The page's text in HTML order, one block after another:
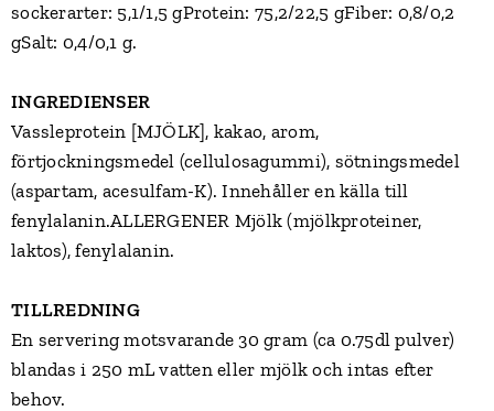
sockerarter: 5,1/1,5 gProtein: 75,2/22,5 gFiber: 0,8/0,2
gSalt: 0,4/0,1 g.
INGREDIENSER
Vassleprotein [MJÖLK], kakao, arom,
förtjockningsmedel (cellulosagummi), sötningsmedel
(aspartam, acesulfam-K). Innehåller en källa till
fenylalanin.ALLERGENER Mjölk (mjölkproteiner,
laktos), fenylalanin.
TILLREDNING
En servering motsvarande 30 gram (ca 0.75dl pulver)
blandas i 250 mL vatten eller mjölk och intas efter
behov.